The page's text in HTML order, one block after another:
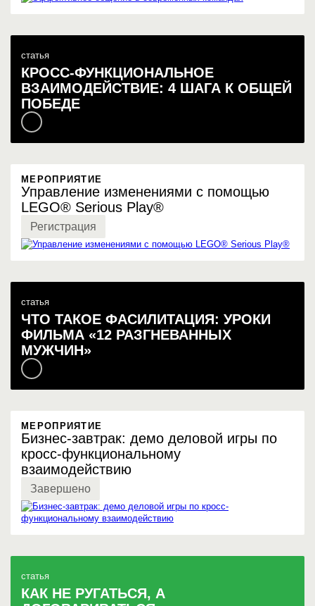
статья
КРОСС-ФУНКЦИОНАЛЬНОЕ
ВЗАИМОДЕЙСТВИЕ: 4 ШАГА К ОБЩЕЙ
ПОБЕДЕ
МЕРОПРИЯТИЕ
Управление изменениями с помощью
LEGO® Serious Play®
Регистрация
статья
ЧТО ТАКОЕ ФАСИЛИТАЦИЯ: УРОКИ
ФИЛЬМА «12 РАЗГНЕВАННЫХ
МУЖЧИН»
МЕРОПРИЯТИЕ
Бизнес-завтрак: демо деловой игры по
кросс-функциональному
взаимодействию
Завершено
статья
КАК НЕ РУГАТЬСЯ, А